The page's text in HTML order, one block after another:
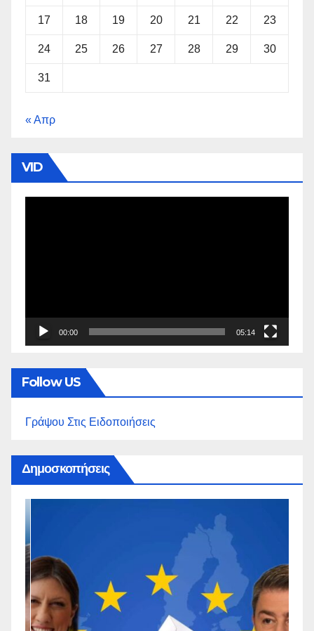
17 18 19 20 21 22 23
24 25 26 27 28 29 30
31
« Απρ
VID
00:00 05:14
Follow US
Γράψου Στις Ειδοποιήσεις
Δημοσκοπήσεις